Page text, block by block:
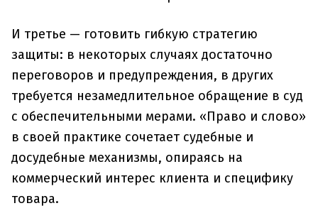
И третье — готовить гибкую стратегию
защиты: в некоторых случаях достаточно
переговоров и предупреждения, в других
требуется незамедлительное обращение в суд
с обеспечительными мерами. «Право и слово»
в своей практике сочетает судебные и
досудебные механизмы, опираясь на
коммерческий интерес клиента и специфику
товара.